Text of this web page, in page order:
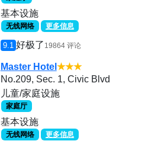
基本设施
无线网络 更多信息
9.1 好极了 19864 评论
Master Hotel ★★★
No.209, Sec. 1, Civic Blvd
儿童/家庭设施
家庭厅
基本设施
无线网络 更多信息